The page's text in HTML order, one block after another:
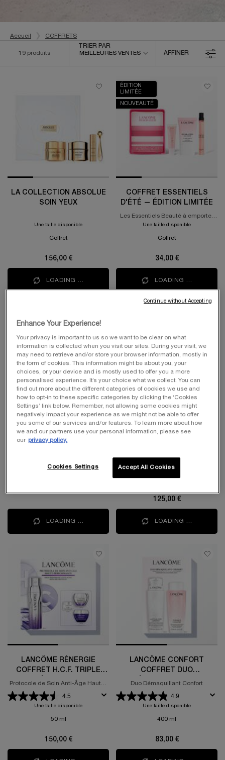
Accueil COFFRETS
19 produits
Trier par
MEILLEURES VENTES
TRIER PAR
AFFINER
MENU DE FILTRAGE
LA COLLECTION ABSOLUE
SOIN YEUX
Une taille disponible
Coffret
156,00 €
LOADING ...
ÉDITION
LIMITÉE
NOUVEAUTÉ
COFFRET ESSENTIELS
D'ÉTÉ — ÉDITION LIMITÉE
Les Essentiels Beauté à emporter
tout l'été : Hydra Zen Gel-Crème
le gloss Juicy Tubes 10ml
Une taille disponible
Coffret
34,00 €
LOADING ...
EDITION
COFFRET CADEAU
LANCÔME LA VIE EST
BELLE EAU DE PARFUM
HYPNÔSE DRAMA 2ML
Édition Limitée Fête des Mères
Coffret
LOADING ...
COFFRET RÉNERGIE MULTI-
LIFT ULTRA 50ML
Une taille disponible
50 ml
125,00 €
LOADING ...
LANCÔME RÉNERGIE
COFFRET H.C.F. TRIPLE
SÉRUM 50ML
Protocole de Soin Anti-Âge Haute-
Performance
4.5
Une taille disponible
50 ml
150,00 €
LANCÔME CONFORT
COFFRET DUO
DÉMAQUILLANT ET
TONIQUE 400ML
Duo Démaquillant Confort
4.9
Une taille disponible
400 ml
83,00 €
Enhance Your Experience!
Your privacy is important to us so we want to be clear on what
information is collected when you visit our sites. During your visit, we
may need to retrieve and/or store your browser information, mostly in
the form of cookies. This information might be about you, your
choices, or your device and is mostly used to offer you a more
personalised experience. It’s your choice what we collect. You can
find out more about the different categories of cookies we use and
how to opt-in to these specific categories by clicking the ‘Cookies
Settings’ link below. Remember, not allowing some cookies might
negatively impact your experience as we might not be able to offer
you some of our services and/or features. To learn more about how
we and our partners use your personal information, please see
our privacy policy.
Cookies Settings Accept All Cookies
Continue without Accepting